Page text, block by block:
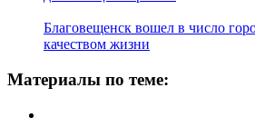
Благовещенск вошел в число
качеством жизни
Материалы по теме: